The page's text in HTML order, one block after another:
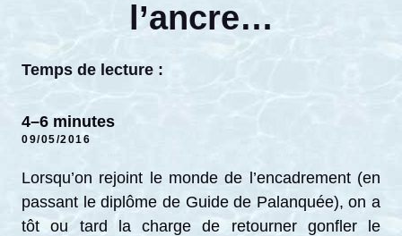
l’ancre…
Temps de lecture :
4–6 minutes
09/05/2016
Lorsqu’on rejoint le monde de l’encadrement (en
passant le diplôme de Guide de Palanquée), on a
tôt ou tard la charge de retourner gonfler le